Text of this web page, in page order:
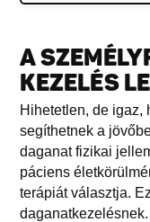
A
KEZELÉS
Hihetetlen, de igaz,
segíthetnek a
daganat fizikai
páciens
terápiát választja.
daganatkezelésnek.